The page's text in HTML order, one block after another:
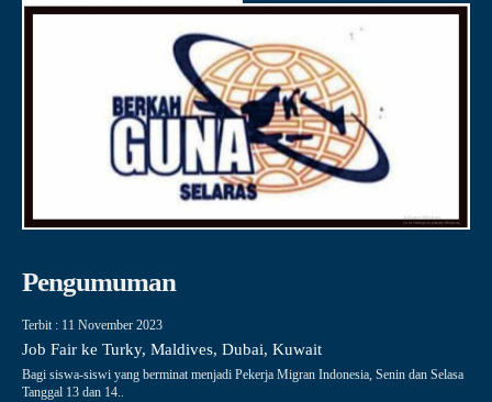
Pengumuman
Terbit : 11 November 2023
Job Fair ke Turky, Maldives, Dubai, Kuwait
Bagi siswa-siswi yang berminat menjadi Pekerja Migran Indonesia, Senin dan Selasa
Tanggal 13 dan 14..